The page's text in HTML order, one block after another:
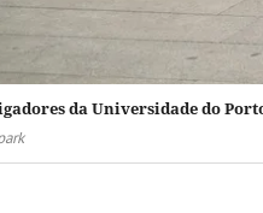
da Universidade do